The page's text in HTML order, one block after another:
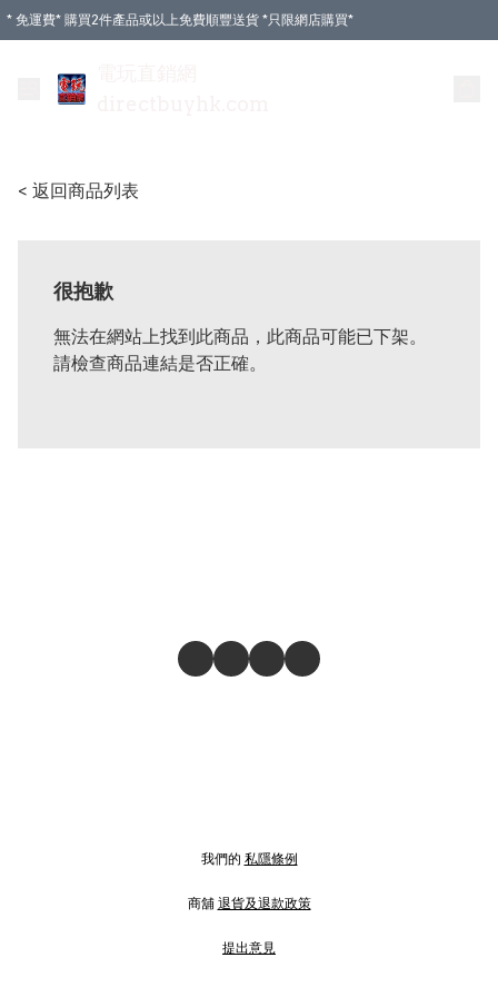
* 免運費* 購買2件產品或以上免費順豐送貨 *只限網店購買*
< 返回商品列表
很抱歉
無法在網站上找到此商品，此商品可能已下架。
請檢查商品連結是否正確。
我們的 私隱條例
商舖 退貨及退款政策
提出意見